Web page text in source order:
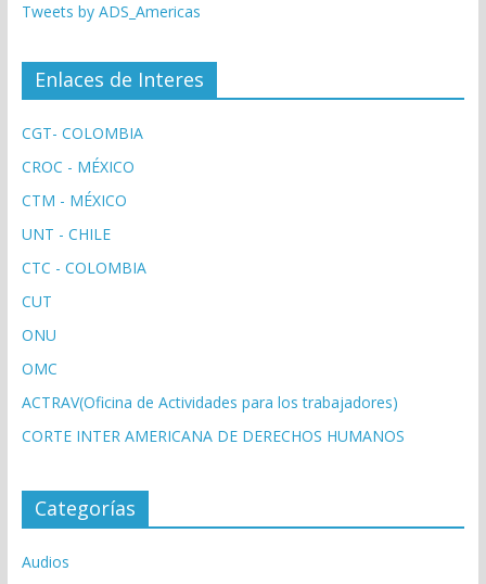
Tweets by ADS_Americas
Enlaces de Interes
CGT- COLOMBIA
CROC - MÉXICO
CTM - MÉXICO
UNT - CHILE
CTC - COLOMBIA
CUT
ONU
OMC
ACTRAV(Oficina de Actividades para los trabajadores)
CORTE INTER AMERICANA DE DERECHOS HUMANOS
Categorías
Audios